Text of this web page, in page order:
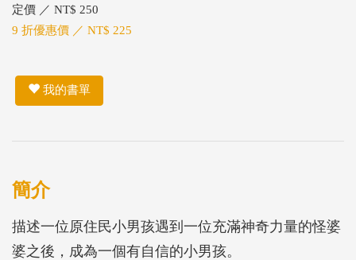
定價 ／ NT$ 250
9 折優惠價 ／ NT$ 225
我的書單
簡介
描述一位原住民小男孩遇到一位充滿神奇力量的怪婆
婆之後，成為一個有自信的小男孩。